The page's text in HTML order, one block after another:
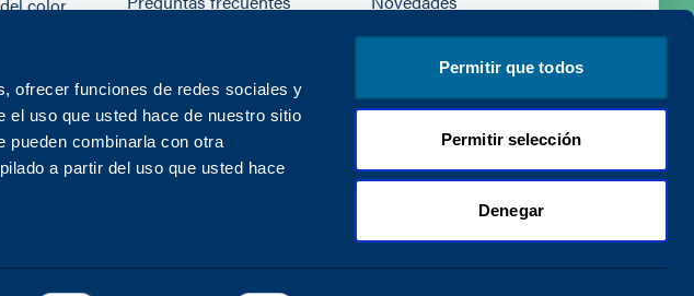
ofrecer funciones de redes sociales y
el uso que usted hace de nuestro sitio
pueden combinarla con otra
a partir del uso que usted hace
Permitir que todos
Permitir selección
Denegar
Condiciones de uso